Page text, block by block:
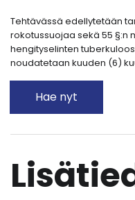
Tehtävässä edellytetään
rokotussuojaa sekä 55 §:n
hengityselinten
noudatetaan kuuden (6)
Hae nyt